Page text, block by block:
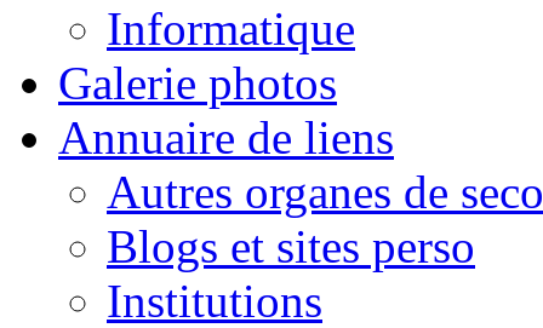
Informatique
Galerie photos
Annuaire de liens
Autres organes de
Blogs et sites perso
Institutions